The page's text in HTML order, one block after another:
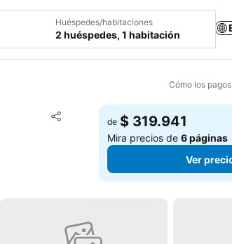
Huéspedes/habitaciones
2 huéspedes, 1 habitación
Cómo los
Compartir
Agregar a favoritos
de $ 319.941
Mira precios de6 páginas
Ver